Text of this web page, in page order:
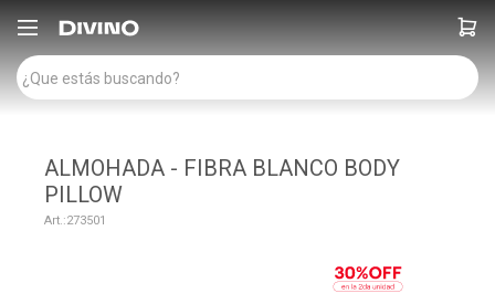

ALMOHADA - FIBRA BLANCO BODY
PILLOW
273501